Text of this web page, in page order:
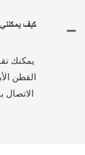
كيف
يمكنك
القطن
الاتصال